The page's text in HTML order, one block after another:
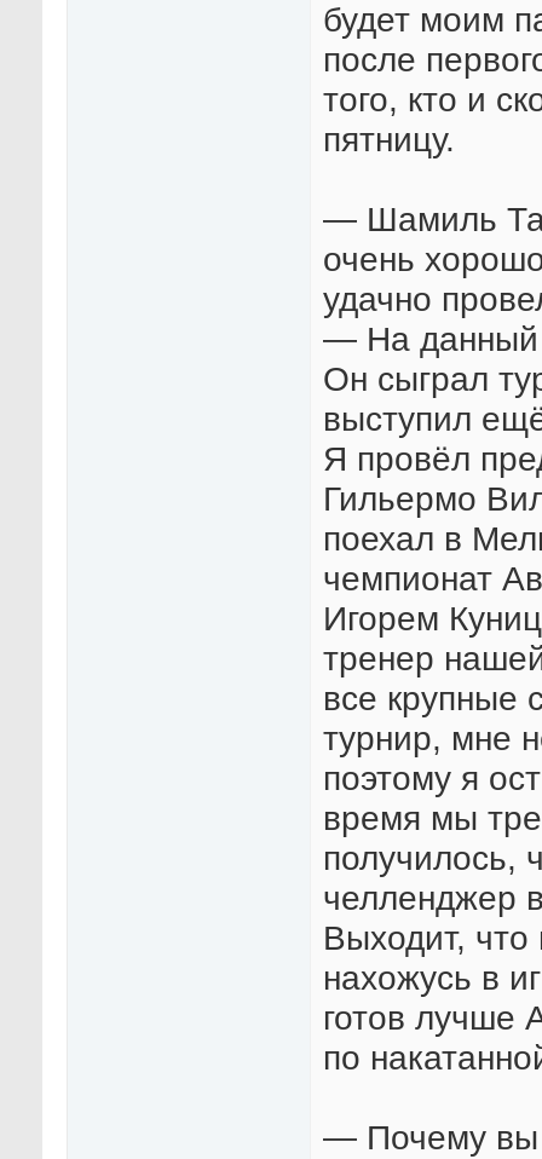
будет моим
после
того, кто и
пятницу.
— Шамиль
очень
удачно
— На данный
Он сыграл
выступил
Я провёл
Гильермо
поехал в
чемпионат
Игорем
тренер
все крупные
турнир, мне
поэтому я
время мы
получилось,
челленджер
Выходит,
нахожусь в
готов лучше
по
— Почему вы